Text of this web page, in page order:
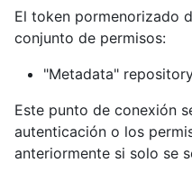
El token pormenorizado
conjunto de permisos:
"Metadata"
Este punto de conexión
autenticación o los
anteriormente si solo se